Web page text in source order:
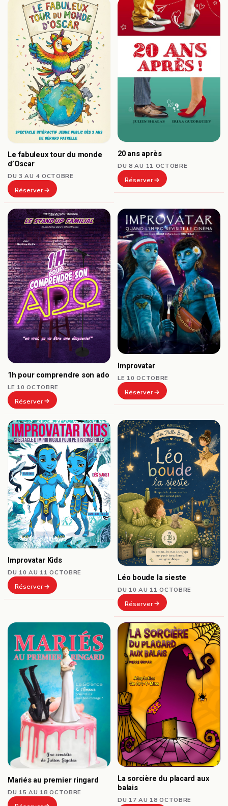
Le fabuleux tour du monde
d’Oscar
DU 3 AU 4 OCTOBRE
Réserver
20 ans après
DU 8 AU 11 OCTOBRE
Réserver
1h pour comprendre son ado
LE 10 OCTOBRE
Réserver
Improvatar
LE 10 OCTOBRE
Réserver
Improvatar Kids
DU 10 AU 11 OCTOBRE
Réserver
Léo boude la sieste
DU 10 AU 11 OCTOBRE
Réserver
Mariés au premier ringard
DU 15 AU 18 OCTOBRE
La sorcière du placard aux
balais
DU 17 AU 18 OCTOBRE